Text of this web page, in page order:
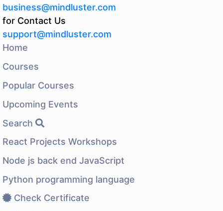
business@mindluster.com
for Contact Us
support@mindluster.com
Home
Courses
Popular Courses
Upcoming Events
Search
React Projects Workshops
Node js back end JavaScript
Python programming language
Check Certificate